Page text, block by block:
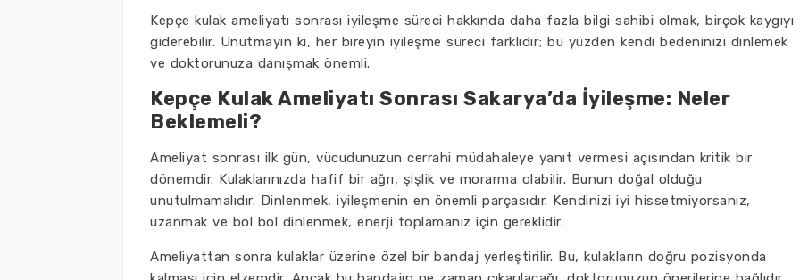
Kepçe kulak ameliyatı sonrası iyileşme süreci hakkında daha fazla bilgi sahibi olmak, birçok kaygıyı
giderebilir. Unutmayın ki, her bireyin iyileşme süreci farklıdır; bu yüzden kendi bedeninizi dinlemek
ve doktorunuza danışmak önemli.
Kepçe Kulak Ameliyatı Sonrası Sakarya’da İyileşme: Neler
Beklemeli?
Ameliyat sonrası ilk gün, vücudunuzun cerrahi müdahaleye yanıt vermesi açısından kritik bir
dönemdir. Kulaklarınızda hafif bir ağrı, şişlik ve morarma olabilir. Bunun doğal olduğu
unutulmamalıdır. Dinlenmek, iyileşmenin en önemli parçasıdır. Kendinizi iyi hissetmiyorsanız,
uzanmak ve bol bol dinlenmek, enerji toplamanız için gereklidir.
Ameliyattan sonra kulaklar üzerine özel bir bandaj yerleştirilir. Bu, kulakların doğru pozisyonda